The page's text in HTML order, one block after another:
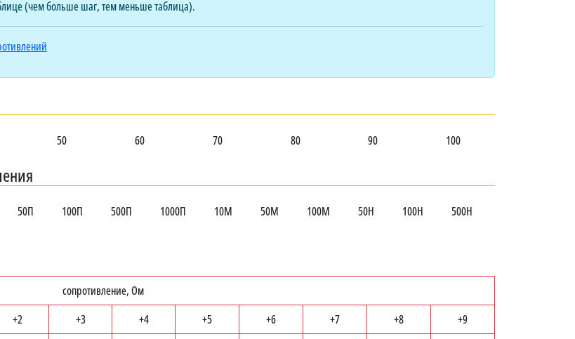
(чем больше шаг, тем меньше таблица).
50 60 70 80 90 100
50П 100П 500П 1000П 10М 50М 100М 50Н 100Н 500Н
сопротивление, Ом
+2 +3 +4 +5 +6 +7 +8
+9